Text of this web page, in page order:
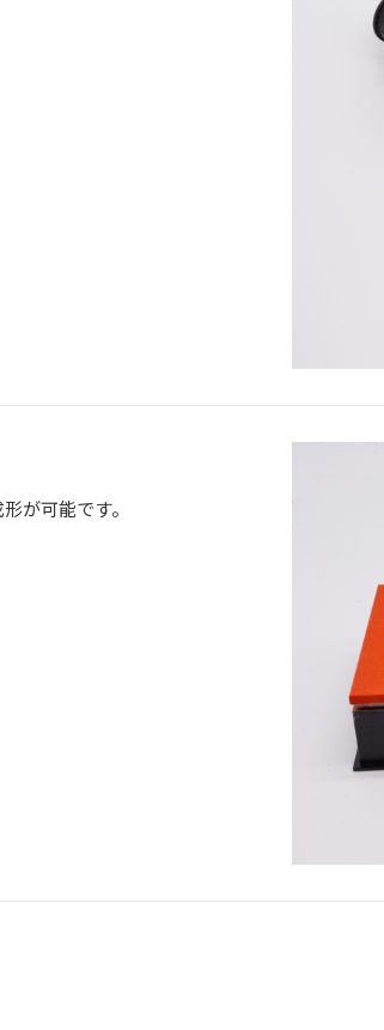
が可能です。